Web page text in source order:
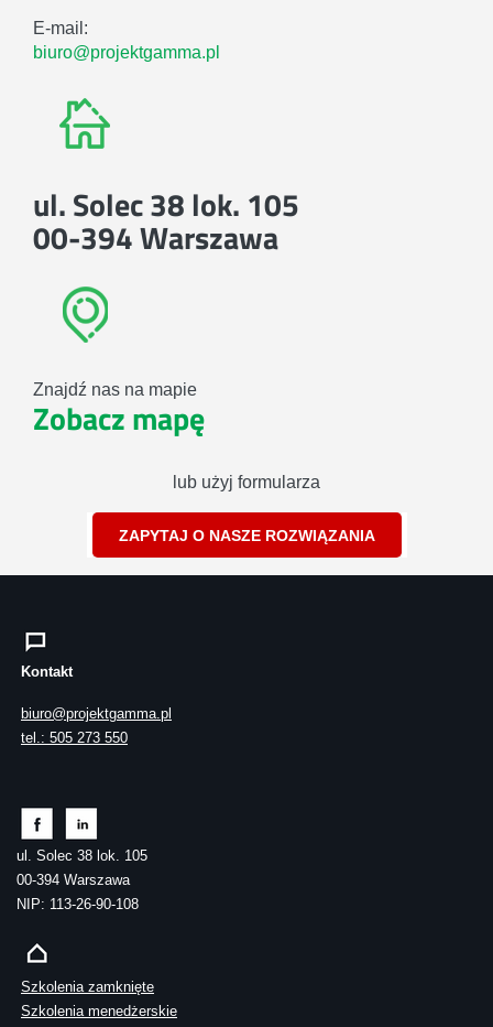
E-mail:
biuro@projektgamma.pl
ul. Solec 38 lok. 105
00-394 Warszawa
Znajdź nas na mapie
Zobacz mapę
lub użyj formularza
ZAPYTAJ O NASZE ROZWIĄZANIA
Kontakt
biuro@projektgamma.pl
tel.: 505 273 550
ul. Solec 38 lok. 105
00-394 Warszawa
NIP: 113-26-90-108
Szkolenia zamknięte
Szkolenia menedżerskie